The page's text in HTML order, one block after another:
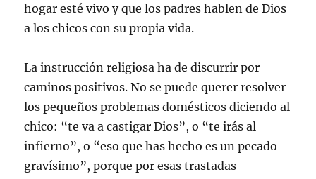
hogar esté vivo y que los padres hablen de Dios
a los chicos con su propia vida.
La instrucción religiosa ha de discurrir por
caminos positivos. No se puede querer resolver
los pequeños problemas domésticos diciendo al
chico: “te va a castigar Dios”, o “te irás al
infierno”, o “eso que has hecho es un pecado
gravísimo”, porque por esas trastadas